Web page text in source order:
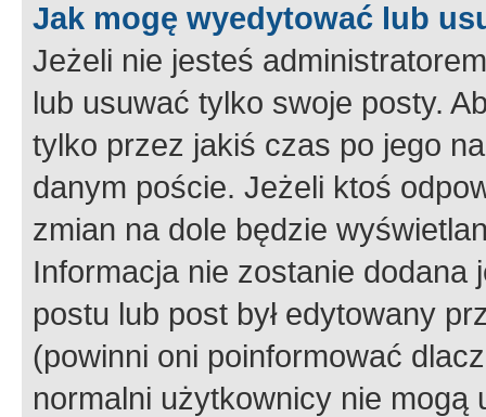
Jak mogę wyedytować lub
Jeżeli nie jesteś
lub usuwać tylko swoje posty.
tylko przez jakiś czas po jego
danym poście. Jeżeli ktoś
zmian na dole będzie
Informacja nie zostanie dodana
postu lub post był edytowany
(powinni oni poinformować
normalni użytkownicy nie